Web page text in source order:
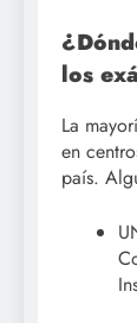
los
La
en
país.